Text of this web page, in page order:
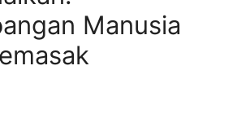
Manusia